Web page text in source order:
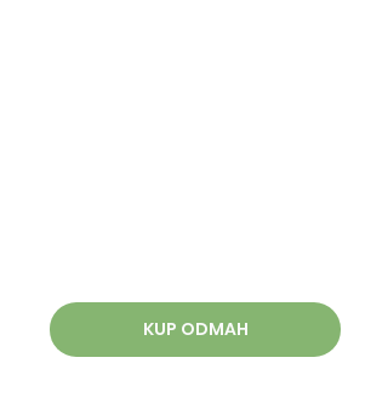
KUP ODMAH